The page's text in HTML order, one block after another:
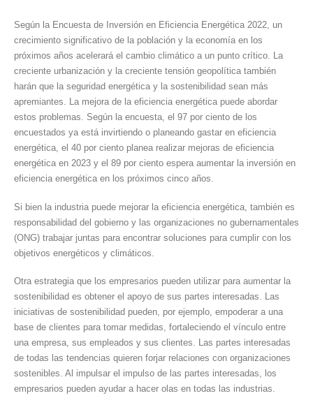
Según la Encuesta de Inversión en Eficiencia Energética 2022, un
crecimiento significativo de la población y la economía en los
próximos años acelerará el cambio climático a un punto crítico. La
creciente urbanización y la creciente tensión geopolítica también
harán que la seguridad energética y la sostenibilidad sean más
apremiantes. La mejora de la eficiencia energética puede abordar
estos problemas. Según la encuesta, el 97 por ciento de los
encuestados ya está invirtiendo o planeando gastar en eficiencia
energética, el 40 por ciento planea realizar mejoras de eficiencia
energética en 2023 y el 89 por ciento espera aumentar la inversión en
eficiencia energética en los próximos cinco años.
Si bien la industria puede mejorar la eficiencia energética, también es
responsabilidad del gobierno y las organizaciones no gubernamentales
(ONG) trabajar juntas para encontrar soluciones para cumplir con los
objetivos energéticos y climáticos.
Otra estrategia que los empresarios pueden utilizar para aumentar la
sostenibilidad es obtener el apoyo de sus partes interesadas. Las
iniciativas de sostenibilidad pueden, por ejemplo, empoderar a una
base de clientes para tomar medidas, fortaleciendo el vínculo entre
una empresa, sus empleados y sus clientes. Las partes interesadas
de todas las tendencias quieren forjar relaciones con organizaciones
sostenibles. Al impulsar el impulso de las partes interesadas, los
empresarios pueden ayudar a hacer olas en todas las industrias.